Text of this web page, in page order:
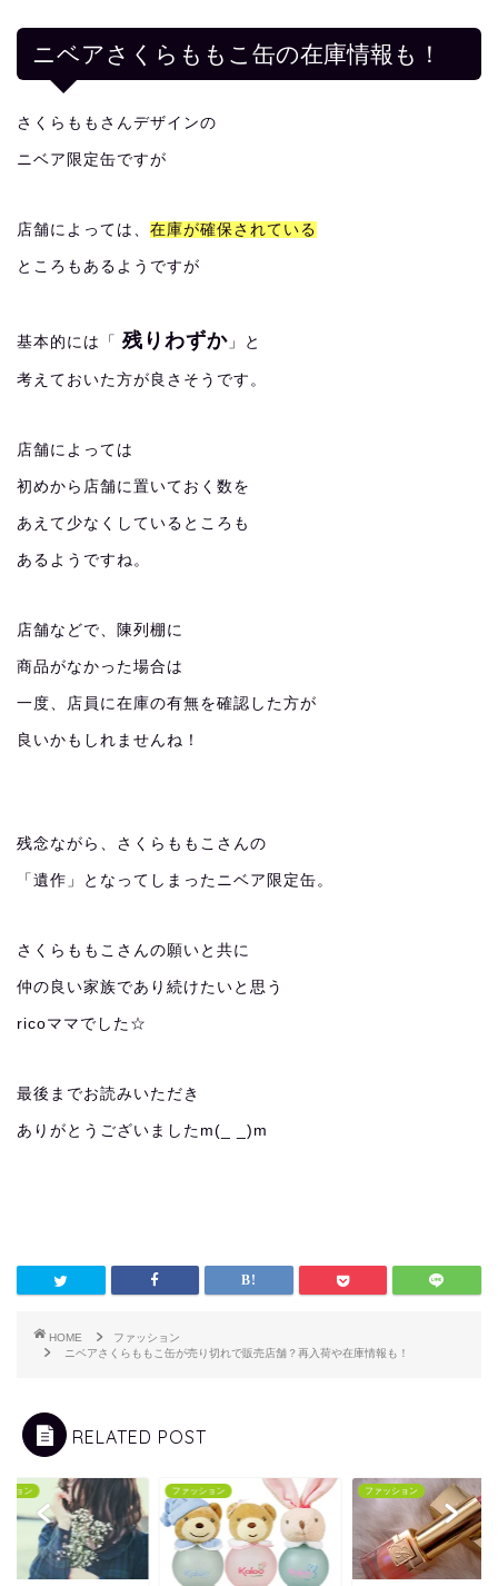
ニベアさくらももこ缶の在庫情報も！
さくらももさんデザインの
ニベア限定缶ですが
店舗によっては、 在庫が確保されている
ところもあるようですが
基本的には「 残りわずか 」と
考えておいた方が良さそうです。
店舗によっては
初めから店舗に置いておく数を
あえて少なくしているところも
あるようですね。
店舗などで、陳列棚に
商品がなかった場合は
一度、店員に在庫の有無を確認した方が
良いかもしれませんね！
残念ながら、さくらももこさんの
「遺作」となってしまったニベア限定缶。
さくらももこさんの願いと共に
仲の良い家族であり続けたいと思う
ricoママでした☆
最後までお読みいただき
ありがとうございましたm(_ _)m
HOME
ファッション
ニベアさくらももこ缶が売り切れで販売店舗？再入荷や在庫情報も！
RELATED POST
ション ファッション ファッション